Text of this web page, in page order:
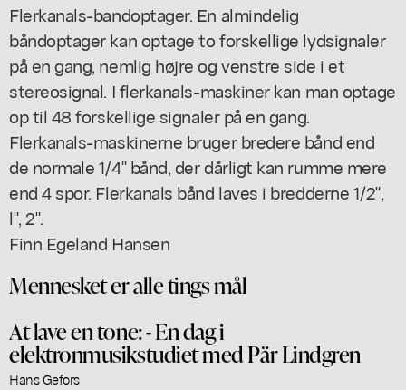
Flerkanals-bandoptager. En almindelig
båndoptager kan optage to forskellige lydsignaler
på en gang, nemlig højre og venstre side i et
stereosignal. I flerkanals-maskiner kan man optage
op til 48 forskellige signaler på en gang.
Flerkanals-maskinerne bruger bredere bånd end
de normale 1/4" bånd, der dårligt kan rumme mere
end 4 spor. Flerkanals bånd laves i bredderne 1/2",
l", 2".
Finn Egeland Hansen
Mennesket er alle tings mål
At lave en tone: - En dag i
elektronmusikstudiet med Pär Lindgren
Hans Gefors